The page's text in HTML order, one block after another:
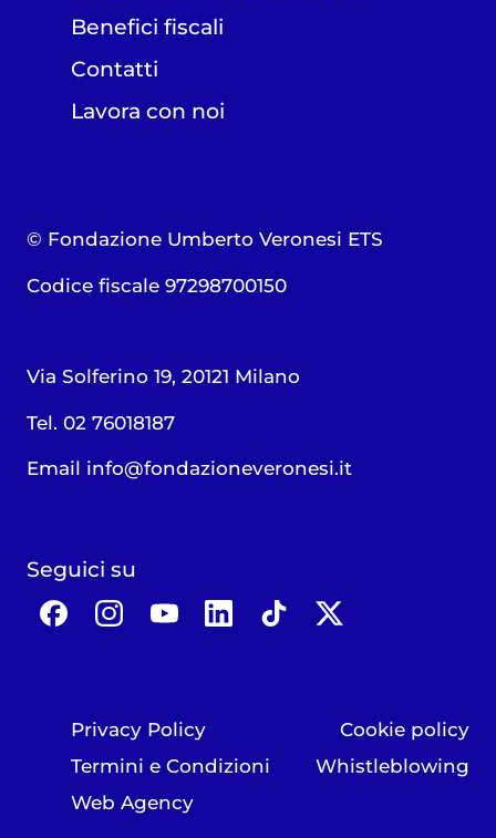
Benefici fiscali
Contatti
Lavora con noi
© Fondazione Umberto Veronesi ETS
Codice fiscale 97298700150
Via Solferino 19, 20121 Milano
Tel. 02 76018187
Email info@fondazioneveronesi.it
Seguici su
Privacy Policy
Cookie policy
Termini e Condizioni
Whistleblowing
Web Agency